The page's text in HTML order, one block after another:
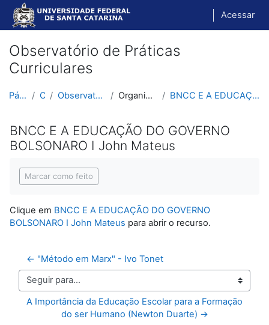
Ir para o conteúdo principal
Acessar
Observatório de Práticas
Curriculares
Página inicial Cursos Observatório de Práticas Curriculares Organização Escolar e Didática BNCC E A EDUCAÇÃO DO GOVERNO BOLSONARO I John Mateus
BNCC E A EDUCAÇÃO DO GOVERNO
BOLSONARO I John Mateus
Marcar como feito
Clique em BNCC E A EDUCAÇÃO DO GOVERNO
BOLSONARO I John Mateus para abrir o recurso.
← "Método em Marx" - Ivo Tonet
Seguir para...
A Importância da Educação Escolar para a Formação
do ser Humano (Newton Duarte) →